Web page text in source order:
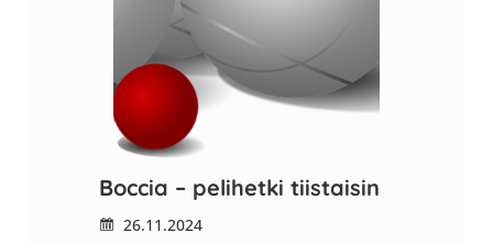
Boccia – pelihetki tiistaisin
26.11.2024